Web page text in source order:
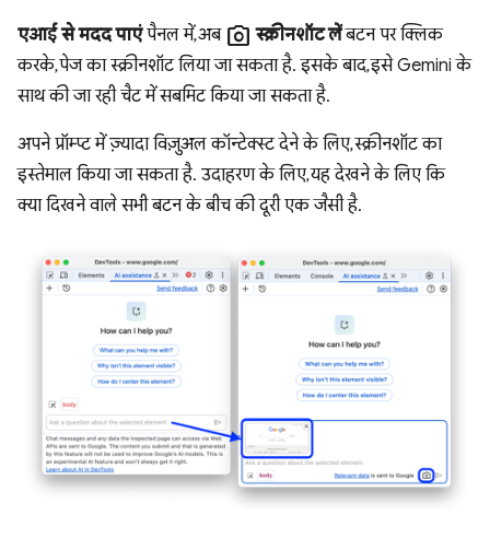
एआई से मदद पाएंपैनल में, अब photo_camera स्क्रीनशॉट लेंबटन पर क्लिक
करके, पेज का स्क्रीनशॉट लिया जा सकता है. इसके बाद, इसे Gemini के
साथ की जा रही चैट में सबमिट किया जा सकता है.
अपने प्रॉम्प्ट में ज़्यादा विज़ुअल कॉन्टेक्स्ट देने के लिए, स्क्रीनशॉट का
इस्तेमाल किया जा सकता है. उदाहरण के लिए, यह देखने के लिए कि
क्या दिखने वाले सभी बटन के बीच की दूरी एक जैसी है.